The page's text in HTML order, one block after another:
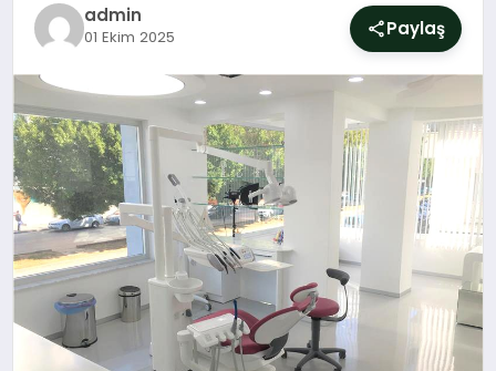
MAGAZIN
SIYASET
YAŞAM
DÜNYA
SAĞLIK
EĞITIM
admin
01 Ekim 2025 Paylaş